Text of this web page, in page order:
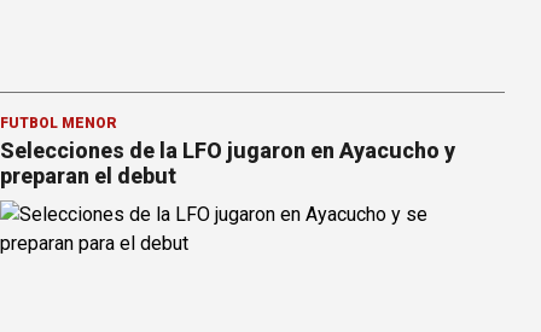
FÚTBOL MENOR
Selecciones de la LFO jugaron en Ayacucho y
preparan el debut